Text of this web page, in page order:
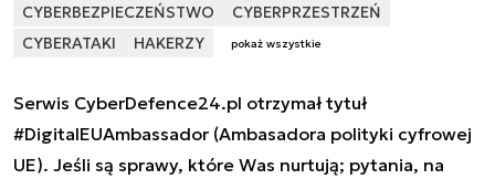
CYBERBEZPIECZEŃSTWO
CYBERPRZESTRZEŃ
CYBERATAKI
HAKERZY pokaż wszystkie
Serwis CyberDefence24.pl otrzymał tytuł
#DigitalEUAmbassador (Ambasadora polityki cyfrowej
UE). Jeśli są sprawy, które Was nurtują; pytania, na